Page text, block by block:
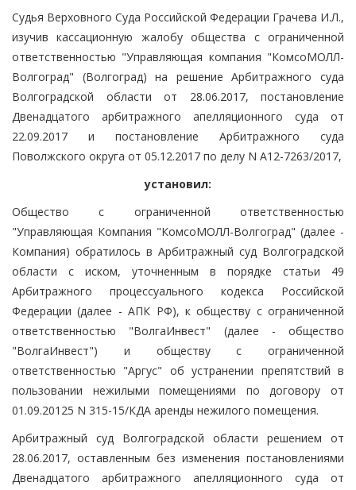
Судья Верховного Суда Российской Федерации Грачева И.Л.,
изучив кассационную жалобу общества с ограниченной
ответственностью "Управляющая компания "КомсоМОЛЛ-
Волгоград" (Волгоград) на решение Арбитражного суда
Волгоградской области от 28.06.2017, постановление
Двенадцатого арбитражного апелляционного суда от
22.09.2017 и постановление Арбитражного суда
Поволжского округа от 05.12.2017 по делу N А12-7263/2017,
установил:
Общество с ограниченной ответственностью
"Управляющая Компания "КомсоМОЛЛ-Волгоград" (далее -
Компания) обратилось в Арбитражный суд Волгоградской
области с иском, уточненным в порядке статьи 49
Арбитражного процессуального кодекса Российской
Федерации (далее - АПК РФ), к обществу с ограниченной
ответственностью "ВолгаИнвест" (далее - общество
"ВолгаИнвест") и обществу с ограниченной
ответственностью "Аргус" об устранении препятствий в
пользовании нежилыми помещениями по договору от
01.09.20125 N 315-15/КДА аренды нежилого помещения.
Арбитражный суд Волгоградской области решением от
28.06.2017, оставленным без изменения постановлениями
Двенадцатого арбитражного апелляционного суда от